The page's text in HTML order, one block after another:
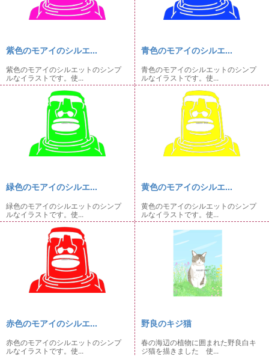
紫色のモアイのシルエ...
紫色のモアイのシルエットのシンプ
ルなイラストです。使...
青色のモアイのシルエ...
青色のモアイのシルエットのシンプ
ルなイラストです。使...
緑色のモアイのシルエ...
緑色のモアイのシルエットのシンプ
ルなイラストです。使...
黄色のモアイのシルエ...
黄色のモアイのシルエットのシンプ
ルなイラストです。使...
赤色のモアイのシルエ...
赤色のモアイのシルエットのシンプ
ルなイラストです。使...
野良のキジ猫
春の海辺の植物に囲まれた野良白キ
ジ猫を描きました 使...